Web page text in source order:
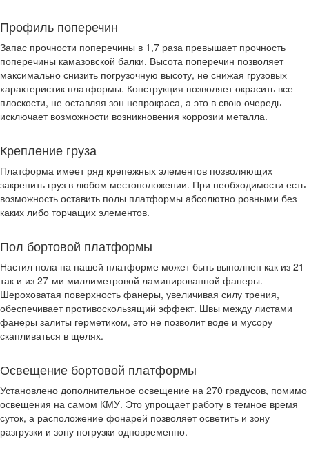
Профиль поперечин
Запас прочности поперечины в 1,7 раза превышает прочность
поперечины камазовской балки. Высота поперечин позволяет
максимально снизить погрузочную высоту, не снижая грузовых
характеристик платформы. Конструкция позволяет окрасить все
плоскости, не оставляя зон непрокраса, а это в свою очередь
исключает возможности возникновения коррозии металла.
Крепление груза
Платформа имеет ряд крепежных элементов позволяющих
закрепить груз в любом местоположении. При необходимости есть
возможность оставить полы платформы абсолютно ровными без
каких либо торчащих элементов.
Пол бортовой платформы
Настил пола на нашей платформе может быть выполнен как из 21
так и из 27-ми миллиметровой ламинированной фанеры.
Шероховатая поверхность фанеры, увеличивая силу трения,
обеспечивает противоскользящий эффект. Швы между листами
фанеры залиты герметиком, это не позволит воде и мусору
скапливаться в щелях.
Освещение бортовой платформы
Установлено дополнительное освещение на 270 градусов, помимо
освещения на самом КМУ. Это упрощает работу в темное время
суток, а расположение фонарей позволяет осветить и зону
разгрузки и зону погрузки одновременно.